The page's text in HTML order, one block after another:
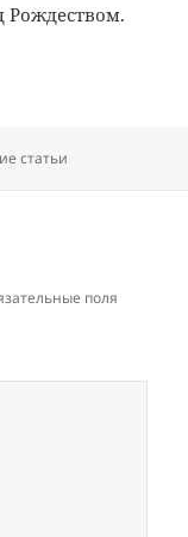
Рождеством.
статьи
поля